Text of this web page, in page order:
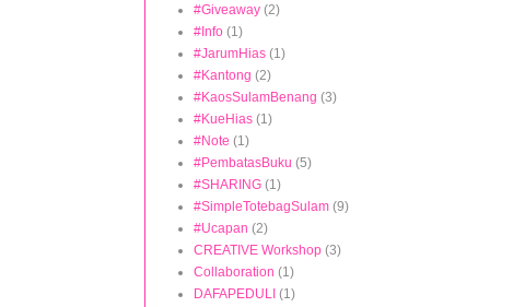
#Giveaway (2)
#Info (1)
#JarumHias (1)
#Kantong (2)
#KaosSulamBenang (3)
#KueHias (1)
#Note (1)
#PembatasBuku (5)
#SHARING (1)
#SimpleTotebagSulam (9)
#Ucapan (2)
CREATIVE Workshop (3)
Collaboration (1)
DAFAPEDULI (1)